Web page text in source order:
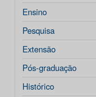
Ensino
Pesquisa
Extensão
Pós-graduação
Histórico